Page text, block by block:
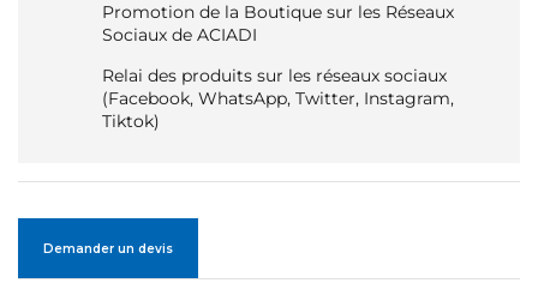
Promotion de la Boutique sur les Réseaux
Sociaux de ACIADI
Relai des produits sur les réseaux sociaux
(Facebook, WhatsApp, Twitter, Instagram,
Tiktok)
Demander un devis